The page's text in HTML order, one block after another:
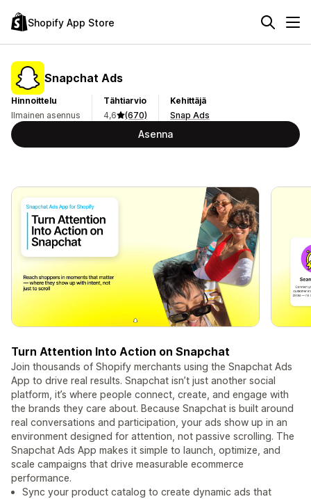
Shopify App Store
Snapchat Ads
Hinnoittelu
Ilmainen asennus
Tähtiarvio
4,6
(670)
Kehittäjä
Snap Ads
Asenna
Turn Attention Into Action on Snapchat
Join thousands of Shopify merchants using the Snapchat Ads
App to drive real results. Snapchat isn’t just another social
platform, it’s where people connect, create, and engage with
the brands they care about. Because Snapchat is built around
real conversations and participation, your ads show up in an
environment designed for attention, not passive scrolling. The
Snapchat Ads App makes it simple to launch, optimize, and
scale campaigns that drive measurable ecommerce
performance.
Sync your product catalog to create dynamic ads that